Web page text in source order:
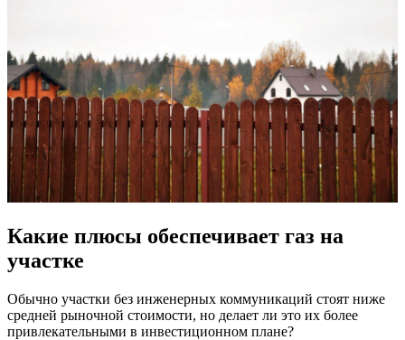
Какие плюсы обеспечивает газ на
участке
Обычно участки без инженерных коммуникаций стоят ниже
средней рыночной стоимости, но делает ли это их более
привлекательными в инвестиционном плане?